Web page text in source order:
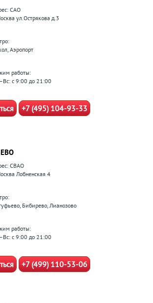
САО
ул.Острякова д.3
Аэропорт
работы:
с 9:00 до 21:00
+7 (495) 104-93-33
СВАО
Лобненская 4
Бибирево, Лианозово
работы:
с 9:00 до 21:00
+7 (499) 110-53-06